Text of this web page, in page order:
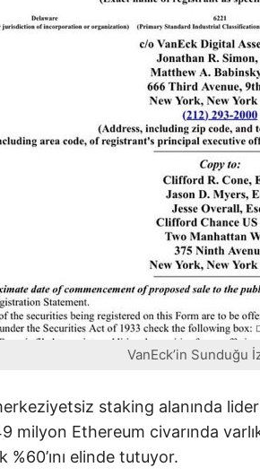
VanEck’in Sunduğu
staking alanında
milyon Ethereum civarında
%60’ını elinde tutuyor.